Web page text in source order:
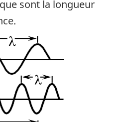
sont la longueur